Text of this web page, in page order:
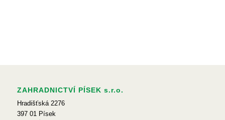
ZAHRADNICTVÍ PÍSEK s.r.o.
Hradišťská 2276
397 01 Písek